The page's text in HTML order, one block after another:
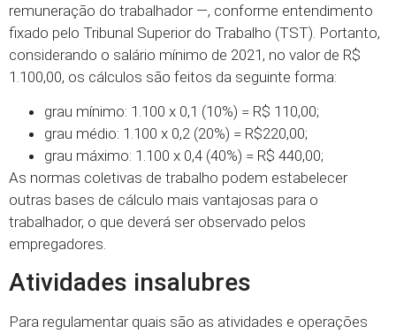
remuneração do trabalhador —, conforme entendimento
fixado pelo Tribunal Superior do Trabalho (TST). Portanto,
considerando o salário mínimo de 2021, no valor de R$
1.100,00, os cálculos são feitos da seguinte forma:
grau mínimo: 1.100 x 0,1 (10%) = R$ 110,00;
grau médio: 1.100 x 0,2 (20%) = R$220,00;
grau máximo: 1.100 x 0,4 (40%) = R$ 440,00;
As normas coletivas de trabalho podem estabelecer
outras bases de cálculo mais vantajosas para o
trabalhador, o que deverá ser observado pelos
empregadores.
Atividades insalubres
Para regulamentar quais são as atividades e operações